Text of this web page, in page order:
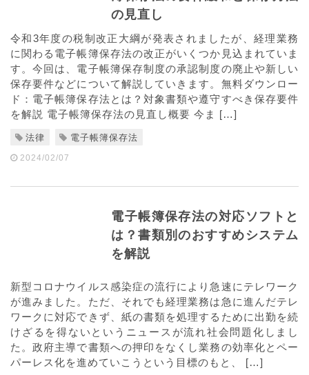
の見直し
令和3年度の税制改正大綱が発表されましたが、経理業務
に関わる電子帳簿保存法の改正がいくつか見込まれていま
す。今回は、電子帳簿保存制度の承認制度の廃止や新しい
保存要件などについて解説していきます。無料ダウンロー
ド：電子帳簿保存法とは？対象書類や遵守すべき保存要件
を解説 電子帳簿保存法の見直し概要 今ま […]
法律 電子帳簿保存法
2024/02/07
電子帳簿保存法の対応ソフトと
は？書類別のおすすめシステム
を解説
新型コロナウイルス感染症の流行により急速にテレワーク
が進みました。ただ、それでも経理業務は急に進んだテレ
ワークに対応できず、紙の書類を処理するために出勤を続
けざるを得ないというニュースが流れ社会問題化しまし
た。政府主導で書類への押印をなくし業務の効率化とペー
パーレス化を進めていこうという目標のもと、 […]